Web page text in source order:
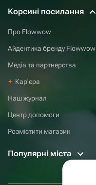
Корсині посилання
Про Flowwow
Айдентика бренду Flowwow
Медіа та партнерства
Карʼєра
Наш журнал
Центр допомоги
Розмістити магазин
Популярні міста